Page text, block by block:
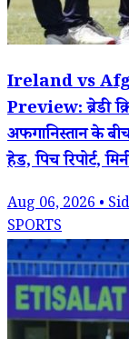
Ireland vs
Preview: ब्रेडी
अफगानिस्तान के
हेड, पिच रिपोर्ट,
Aug 06, 2026 •
SPORTS